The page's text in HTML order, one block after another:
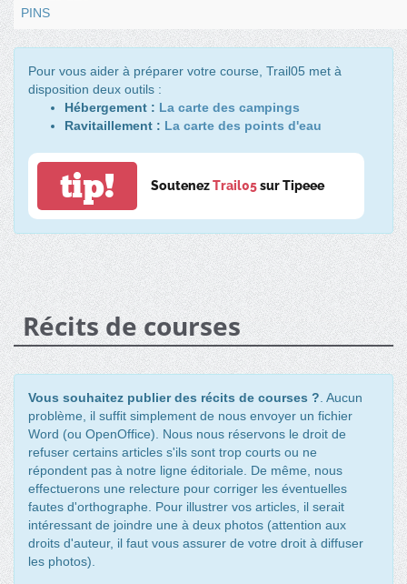
PINS
Pour vous aider à préparer votre course, Trail05 met à
disposition deux outils :
Hébergement : La carte des campings
Ravitaillement : La carte des points d'eau
tip! SoutenezTrail05sur Tipeee
Récits de courses
Vous souhaitez publier des récits de courses ? . Aucun
problème, il suffit simplement de nous envoyer un fichier
Word (ou OpenOffice). Nous nous réservons le droit de
refuser certains articles s'ils sont trop courts ou ne
répondent pas à notre ligne éditoriale. De même, nous
effectuerons une relecture pour corriger les éventuelles
fautes d'orthographe. Pour illustrer vos articles, il serait
intéressant de joindre une à deux photos (attention aux
droits d'auteur, il faut vous assurer de votre droit à diffuser
les photos).